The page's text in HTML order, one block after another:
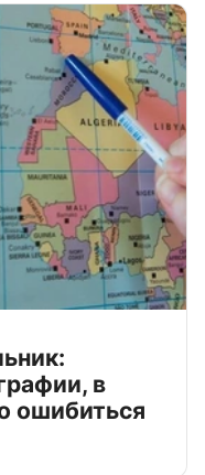
в
ошибиться